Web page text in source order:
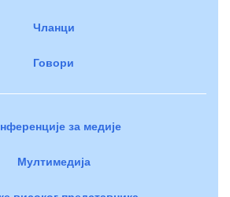
Чланци
Говори
за медије
Мултимедија